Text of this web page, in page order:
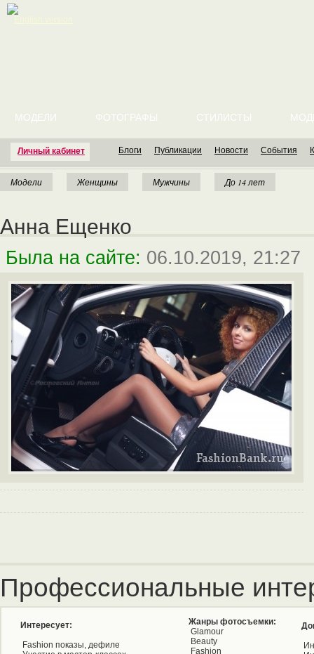
Личный кабинет
МОДЕЛИ ФОТОГРАФЫ СТИЛИСТЫ
Блоги Публикации Новости События
Модели Женщины Мужчины До 14 лет
Анна Ещенко
Была на сайте: 06.10.2019, 21:27
Профессиональные
Интересует:
Fashion показы, дефиле
Жанры фотосъемки:
Glamour
Beauty
Fashion